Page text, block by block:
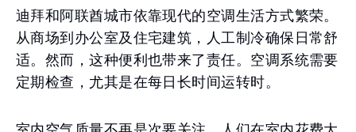
迪拜和阿联酋城市依靠现代的空调生活方式繁荣。
从商场到办公室及住宅建筑，人工制冷确保日常舒
适。然而，这种便利也带来了责任。空调系统需要
定期检查，尤其是在每日长时间运转时。